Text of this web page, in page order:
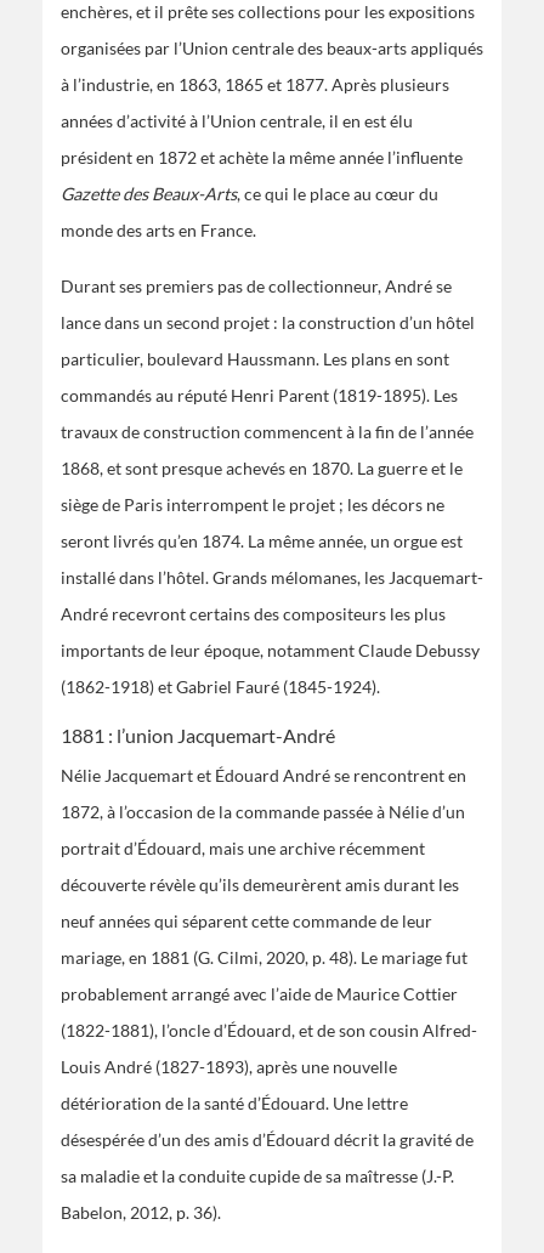
enchères, et il prête ses collections pour les expositions
organisées par l’Union centrale des beaux-arts appliqués
à l’industrie, en 1863, 1865 et 1877. Après plusieurs
années d’activité à l’Union centrale, il en est élu
président en 1872 et achète la même année l’influente
Gazette des Beaux-Arts, ce qui le place au cœur du
monde des arts en France.
Durant ses premiers pas de collectionneur, André se
lance dans un second projet : la construction d’un hôtel
particulier, boulevard Haussmann. Les plans en sont
commandés au réputé Henri Parent (1819-1895). Les
travaux de construction commencent à la fin de l’année
1868, et sont presque achevés en 1870. La guerre et le
siège de Paris interrompent le projet ; les décors ne
seront livrés qu’en 1874. La même année, un orgue est
installé dans l’hôtel. Grands mélomanes, les Jacquemart-
André recevront certains des compositeurs les plus
importants de leur époque, notamment Claude Debussy
(1862-1918) et Gabriel Fauré (1845-1924).
1881 : l’union Jacquemart-André
Nélie Jacquemart et Édouard André se rencontrent en
1872, à l’occasion de la commande passée à Nélie d’un
portrait d’Édouard, mais une archive récemment
découverte révèle qu’ils demeurèrent amis durant les
neuf années qui séparent cette commande de leur
mariage, en 1881 (G. Cilmi, 2020, p. 48). Le mariage fut
probablement arrangé avec l’aide de Maurice Cottier
(1822-1881), l’oncle d’Édouard, et de son cousin Alfred-
Louis André (1827-1893), après une nouvelle
détérioration de la santé d’Édouard. Une lettre
désespérée d’un des amis d’Édouard décrit la gravité de
sa maladie et la conduite cupide de sa maîtresse (J.-P.
Babelon, 2012, p. 36).